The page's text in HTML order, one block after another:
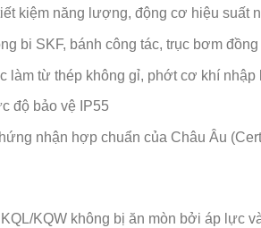
kiệm năng lượng, động cơ hiệu suất
bi SKF, bánh công tác, trục bơm đồng
làm từ thép không gỉ, phớt cơ khí nhập
độ bảo vệ IP55
nhận hợp chuẩn của Châu Âu
KQW không bị ăn mòn bởi áp lực